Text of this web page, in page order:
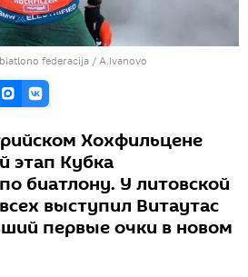
federacija / A.Ivanovo
Хохфильцене
этап Кубка
биатлону. У литовской
выступил Витаутас
первые очки в новом